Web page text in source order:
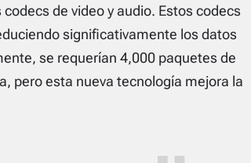
de video y audio. Estos codecs
significativamente los datos
se requerían 4,000 paquetes de
pero esta nueva tecnología mejora la